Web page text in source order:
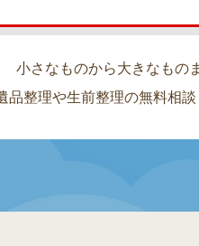
小さなものから大きなもの
品整理や生前整理の無料相